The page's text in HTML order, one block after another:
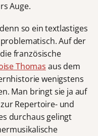
Auge.
so ein textlastiges
Auf der
französische
Thomas aus dem
wenigstens
Man bringt sie ja auf
Repertoire- und
durchaus gelingt